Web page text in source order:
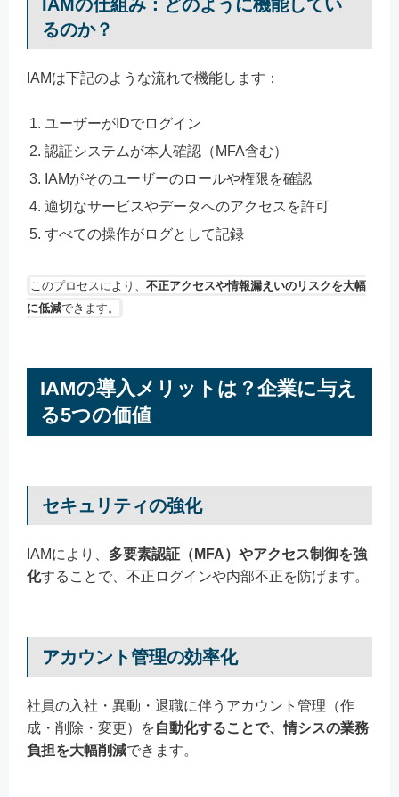
IAMの仕組み：どのように機能してい
るのか？
IAMは下記のような流れで機能します：
ユーザーがIDでログイン
認証システムが本人確認（MFA含む）
IAMがそのユーザーのロールや権限を確認
適切なサービスやデータへのアクセスを許可
すべての操作がログとして記録
このプロセスにより、 不正アクセスや情報漏えいのリスクを大幅
に低減できます。
IAMの導入メリットは？企業に与え
る5つの価値
セキュリティの強化
IAMにより、 多要素認証（MFA）やアクセス制御を強
化することで、不正ログインや内部不正を防げます。
アカウント管理の効率化
社員の入社・異動・退職に伴うアカウント管理（作
成・削除・変更）を自動化することで、情シスの業務
負担を大幅削減できます。